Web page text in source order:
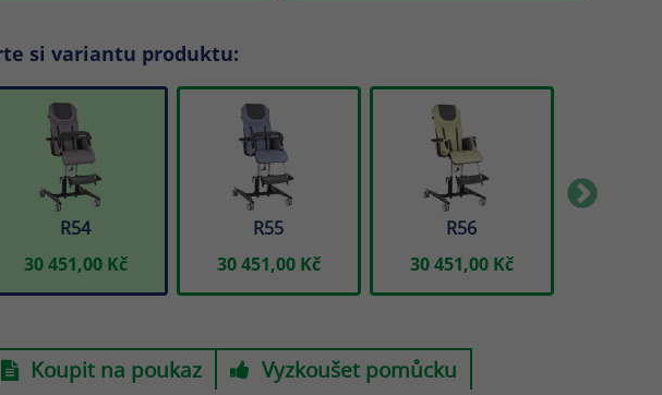
si variantu produktu:
R54
30 451,00 Kč
R55
30 451,00 Kč
R56
30 451,00 Kč
Koupit na poukaz
Vyzkoušet pomůcku